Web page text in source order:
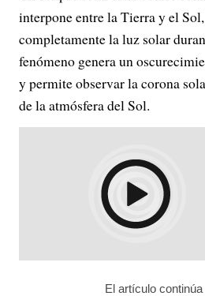
interpone entre la Tierra y el
completamente la luz solar
fenómeno genera un
y permite observar la corona
de la atmósfera del Sol.
El artículo continúa